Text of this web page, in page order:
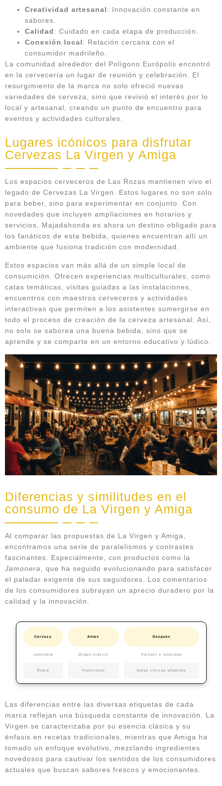
Creatividad artesanal: Innovación constante en
sabores.
Calidad: Cuidado en cada etapa de producción.
Conexión local: Relación cercana con el
consumidor madrileño.
La comunidad alrededor del Polígono Európolis encontró
en la cervecería un lugar de reunión y celebración. El
resurgimiento de la marca no solo ofreció nuevas
variedades de cerveza, sino que revivió el interés por lo
local y artesanal, creando un punto de encuentro para
eventos y actividades culturales.
Lugares icónicos para disfrutar
Cervezas La Virgen y Amiga
Los espacios cerveceros de Las Rozas mantienen vivo el
legado de Cervezas La Virgen. Estos lugares no son solo
para beber, sino para experimentar en conjunto. Con
novedades que incluyen ampliaciones en horarios y
servicios, Majadahonda es ahora un destino obligado para
los fanáticos de esta bebida, quienes encuentran allí un
ambiente que fusiona tradición con modernidad.
Estos espacios van más allá de un simple local de
consumición. Ofrecen experiencias multiculturales, como
catas temáticas, visitas guiadas a las instalaciones,
encuentros con maestros cerveceros y actividades
interactivas que permiten a los asistentes sumergirse en
todo el proceso de creación de la cerveza artesanal. Así,
no solo se saborea una buena bebida, sino que se
aprende y se comparte en un entorno educativo y lúdico.
Diferencias y similitudes en el
consumo de La Virgen y Amiga
Al comparar las propuestas de La Virgen y Amiga,
encontramos una serie de paralelismos y contrastes
fascinantes. Especialmente, con productos como la
Jamonera, que ha seguido evolucionando para satisfacer
el paladar exigente de sus seguidores. Los comentarios
de los consumidores subrayan un aprecio duradero por la
calidad y la innovación.
Cerveza Antes Después
Jamonera Origen clásico Versátil y renovada
Rubia Tradicional Notas cítricas añadidas
Las diferencias entre las diversas etiquetas de cada
marca reflejan una búsqueda constante de innovación. La
Virgen se caracterizaba por su esencia clásica y su
énfasis en recetas tradicionales, mientras que Amiga ha
tomado un enfoque evolutivo, mezclando ingredientes
novedosos para cautivar los sentidos de los consumidores
actuales que buscan sabores frescos y emocionantes.